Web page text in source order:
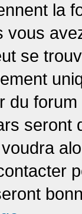
la
vous
se
du
seront